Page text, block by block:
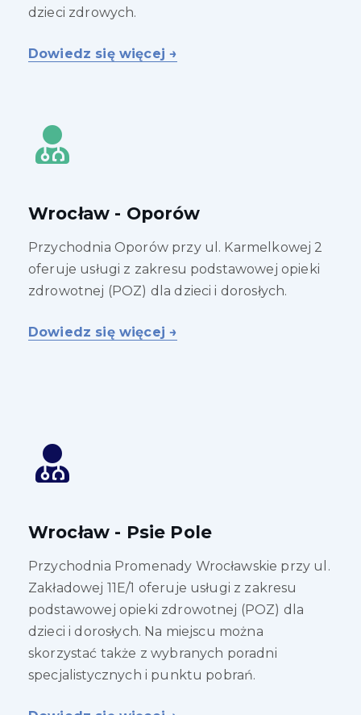
dzieci zdrowych.
Dowiedz się więcej →
Wrocław - Oporów
Przychodnia Oporów przy ul. Karmelkowej 2
oferuje usługi z zakresu podstawowej opieki
zdrowotnej (POZ) dla dzieci i dorosłych.
Dowiedz się więcej →
Wrocław - Psie Pole
Przychodnia Promenady Wrocławskie przy ul.
Zakładowej 11E/1 oferuje usługi z zakresu
podstawowej opieki zdrowotnej (POZ) dla
dzieci i dorosłych. Na miejscu można
skorzystać także z wybranych poradni
specjalistycznych i punktu pobrań.